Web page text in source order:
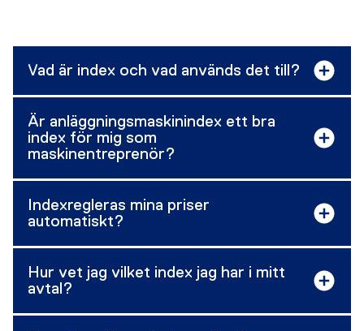
Vad är index och vad används det till?
Är anläggningsmaskinindex ett bra
index för mig som
maskinentreprenör?
Indexregleras mina priser
automatiskt?
Hur vet jag vilket index jag har i mitt
avtal?